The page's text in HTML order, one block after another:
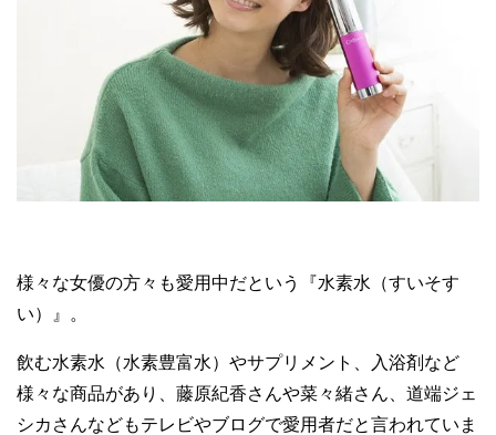
様々な女優の方々も愛用中だという『水素水（すいそす
い）』。
飲む水素水（水素豊富水）やサプリメント、入浴剤など
様々な商品があり、藤原紀香さんや菜々緒さん、道端ジェ
シカさんなどもテレビやブログで愛用者だと言われていま